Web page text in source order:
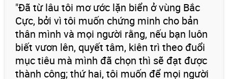
"Đã từ lâu tôi mơ ước lặn biển ở vùng Bắc
Cực, bởi vì tôi muốn chứng minh cho bản
thân mình và mọi người rằng, nếu bạn luôn
biết vươn lên, quyết tâm, kiên trì theo đuổi
mục tiêu mà mình đã chọn thì sẽ đạt được
thành công; thứ hai, tôi muốn để mọi người